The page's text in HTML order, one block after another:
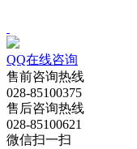
QQ在线咨询
售前咨询热线
028-85100375
售后咨询热线
028-85100621
微信扫一扫